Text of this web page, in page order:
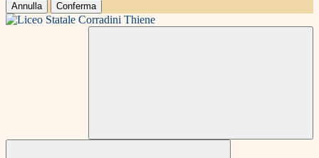
Annulla Conferma